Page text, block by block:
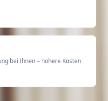
bei Ihnen – höhere Kosten